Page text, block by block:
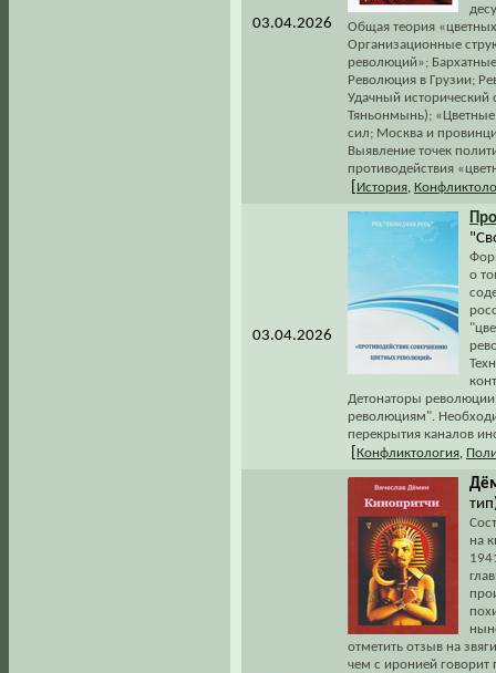
03.04.2026
Общая теория
Организационные
революций»;
Революция в Грузии;
Удачный
Тяньонмынь);
сил; Москва и
Выявление точек
противодействия
История
03.04.2026
о
Детонаторы
революциям".
перекрытия каналов
Конфликтология
на
отметить отзыв на
чем с иронией говорит